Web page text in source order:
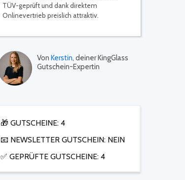
TÜV-geprüft und dank direktem
Onlinevertrieb preislich attraktiv.
Von Kerstin, deiner KingGlass
Gutschein-Expertin
🎁 GUTSCHEINE: 4
📧 NEWSLETTER GUTSCHEIN: NEIN
✅ GEPRÜFTE GUTSCHEINE: 4